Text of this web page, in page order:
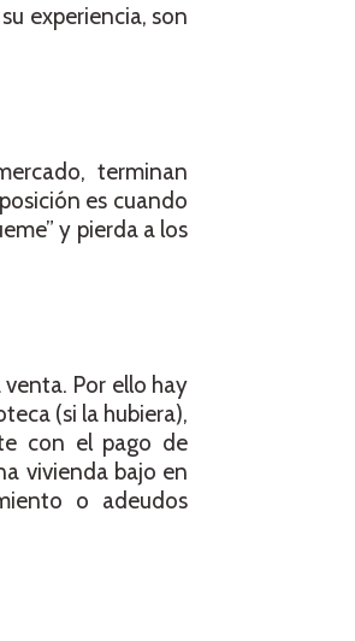
experiencia, son
terminan
es cuando
y pierda a los
Por ello hay
(si la hubiera),
con el pago de
vivienda bajo en
o adeudos